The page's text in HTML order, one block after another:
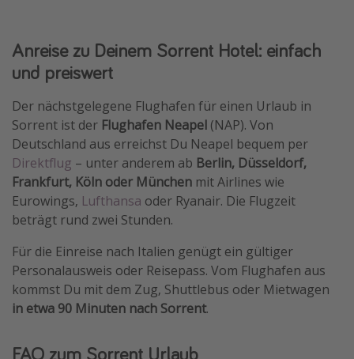
Anreise zu Deinem Sorrent Hotel: einfach
und preiswert
Der nächstgelegene Flughafen für einen Urlaub in
Sorrent ist der Flughafen Neapel (NAP). Von
Deutschland aus erreichst Du Neapel bequem per
Direktflug – unter anderem ab Berlin, Düsseldorf,
Frankfurt, Köln oder München mit Airlines wie
Eurowings, Lufthansa oder Ryanair. Die Flugzeit
beträgt rund zwei Stunden.
Für die Einreise nach Italien genügt ein gültiger
Personalausweis oder Reisepass. Vom Flughafen aus
kommst Du mit dem Zug, Shuttlebus oder Mietwagen
in etwa 90 Minuten nach Sorrent.
FAQ zum Sorrent Urlaub